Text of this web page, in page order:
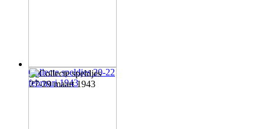
Collecte speldjes 20-22
februari 1943